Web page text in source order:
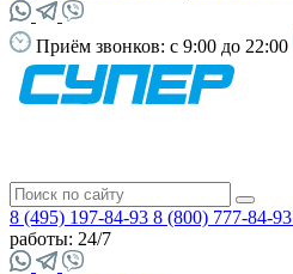
Приём звонков: с 9:00 до 22:00
8 (495) 197-84-93 8 (800) 777-84-93
работы: 24/7